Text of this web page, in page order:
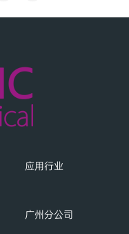
应用行业
广州分公司